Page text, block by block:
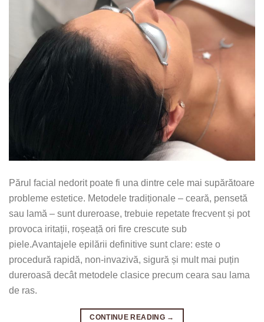
Părul facial nedorit poate fi una dintre cele mai supărătoare
probleme estetice. Metodele tradiționale – ceară, pensetă
sau lamă – sunt dureroase, trebuie repetate frecvent și pot
provoca iritații, roșeață ori fire crescute sub
piele.Avantajele epilării definitive sunt clare: este o
procedură rapidă, non-invazivă, sigură și mult mai puțin
dureroasă decât metodele clasice precum ceara sau lama
de ras.
CONTINUE READING →